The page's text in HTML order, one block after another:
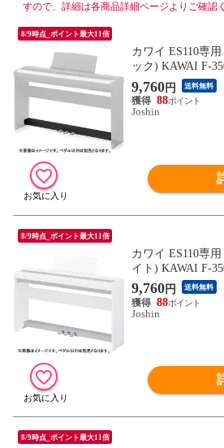
すので、詳細は各商品詳細ページよりご確認
8/9時点_ポイント最大11倍
カワイ ES110専
ック) KAWAI F-
9,760円 送料無料
88
Joshin
8/9時点_ポイント最大11倍
カワイ ES110専
イト) KAWAI F-
9,760円 送料無料
88
Joshin
8/9時点_ポイント最大11倍